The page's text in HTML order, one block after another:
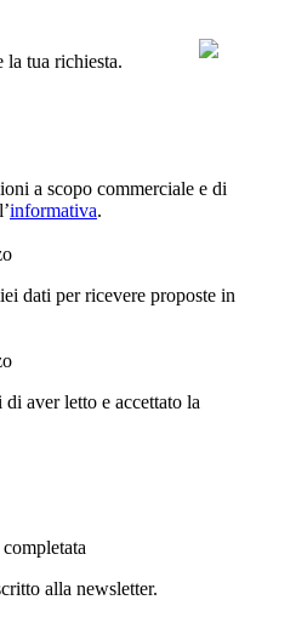
la tua richiesta.
a scopo commerciale e di
informativa.
dati per ricevere proposte in
aver letto e accettato la
alla newsletter.